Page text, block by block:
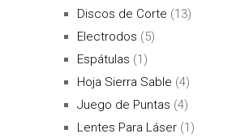
Discos de Corte (13)
Electrodos (5)
Espátulas (1)
Hoja Sierra Sable (4)
Juego de Puntas (4)
Lentes Para Láser (1)